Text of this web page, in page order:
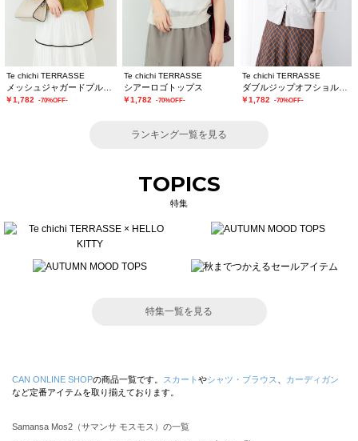
Te chichi TERRASSE
￥1,782 -70%OFF-
Te chichi TERRASSE
シアーロゴトップス
￥1,782 -70%OFF-
Te chichi TERRASSE
ダブルジップオフショルカットトップス
￥1,782 -70%OFF-
ランキング一覧を見る
TOPICS
特集
特集一覧を見る
CAN ONLINE SHOPの商品一覧です。 スカート やシャツ・ブラウス
カーディガン
など定番アイテムを取り揃えております。
Samansa Mos2（サマンサ モスモス）の一覧